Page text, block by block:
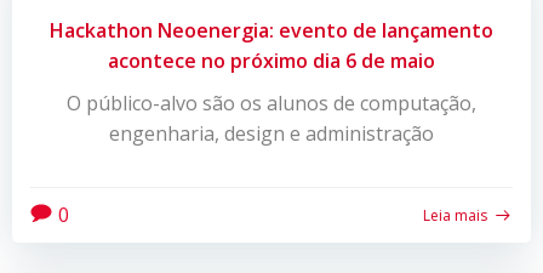
Hackathon Neoenergia: evento de lançamento
acontece no próximo dia 6 de maio
O público-alvo são os alunos de computação,
engenharia, design e administração
0 Leia mais